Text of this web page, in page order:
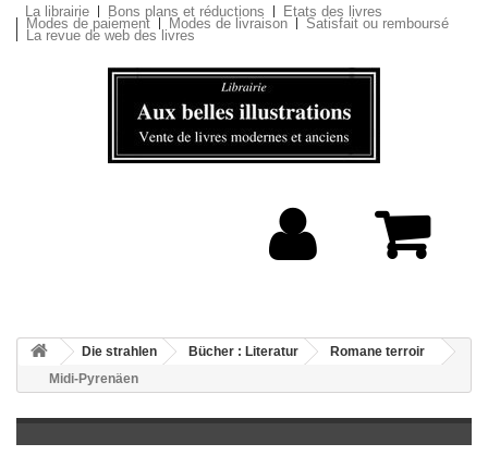
La librairie Bons plans et réductions Etats des livres
Modes de paiement Modes de livraison Satisfait ou remboursé
La revue de web des livres
Die strahlen Bücher : Literatur
Romane terroir
Midi-Pyrenäen